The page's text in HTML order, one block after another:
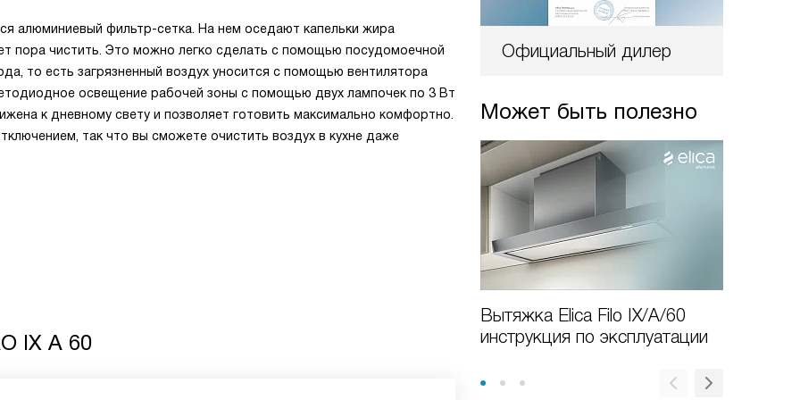
Официальный дилер
Может быть полезно
Вытяжка Elica Filo IX/A/60
инструкция по эксплуатации
алюминиевый фильтр-сетка. На нем оседают капельки жира
пора чистить. Это можно легко сделать с помощью посудомоечной
то есть загрязненный воздух уносится с помощью вентилятора
освещение рабочей зоны с помощью двух лампочек по 3 Вт
к дневному свету и позволяет готовить максимально комфортно.
так что вы сможете очистить воздух в кухне даже
IX A 60